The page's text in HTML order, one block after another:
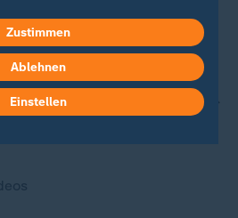
Zustimmen
Ablehnen
Einstellen